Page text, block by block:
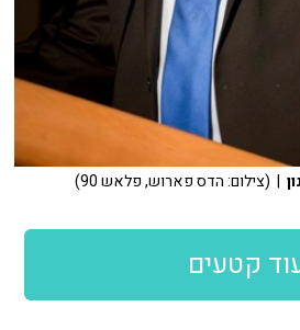
| (צילום: הדס פארוש, פלאש 90)
קטעים